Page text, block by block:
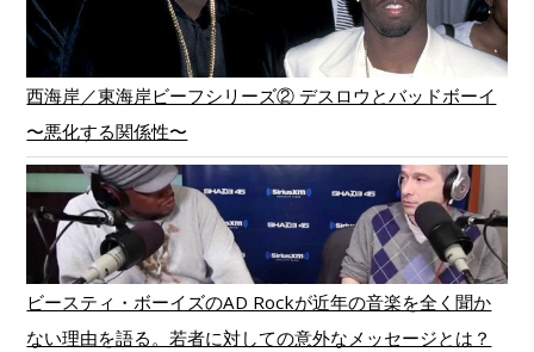
西海岸／東海岸ビーフシリーズ② デスロウとバッドボーイ
〜悪化する関係性〜
ビースティ・ボーイズのAD Rockが近年の音楽を全く聞か
ない理由を語る。若者に対しての意外なメッセージとは？